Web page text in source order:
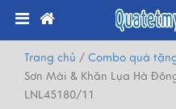
Trang chủ / Combo quà
Sơn Mài & Khăn Lụa Hà
LNL45180/11